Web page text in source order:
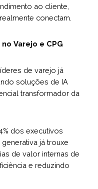
ao cliente,
conectam.
Varejo e CPG
de varejo já
soluções de IA
transformador da
dos executivos
já trouxe
de valor internas de
e reduzindo